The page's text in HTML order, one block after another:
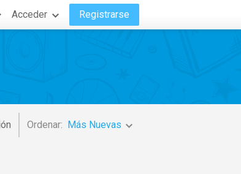
Acceder Registrarse
Ordenar: Más Nuevas